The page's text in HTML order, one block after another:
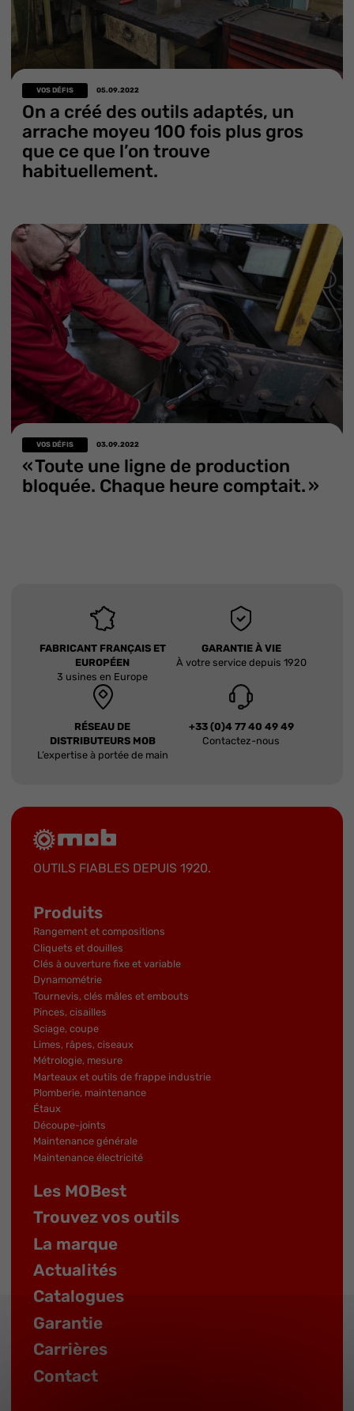
VOS DÉFIS 05.09.2022
On a créé des outils adaptés, un
arrache moyeu 100 fois plus gros
que ce que l’on trouve
habituellement.
VOS DÉFIS 03.09.2022
« Toute une ligne de production
bloquée. Chaque heure comptait. »
FABRICANT FRANÇAIS ET
EUROPÉEN
3 usines en Europe
GARANTIE À VIE
À votre service depuis 1920
RÉSEAU DE
DISTRIBUTEURS MOB
L’expertise à portée de main
+33 (0)4 77 40 49 49
Contactez-nous
OUTILS FIABLES DEPUIS 1920.
Produits
Rangement et compositions
Cliquets et douilles
Clés à ouverture fixe et variable
Dynamométrie
Tournevis, clés mâles et embouts
Pinces, cisailles
Sciage, coupe
Limes, râpes, ciseaux
Métrologie, mesure
Marteaux et outils de frappe industrie
Plomberie, maintenance
Étaux
Découpe-joints
Maintenance générale
Maintenance électricité
Les MOBest
Trouvez vos outils
La marque
Actualités
Catalogues
Garantie
Carrières
Contact